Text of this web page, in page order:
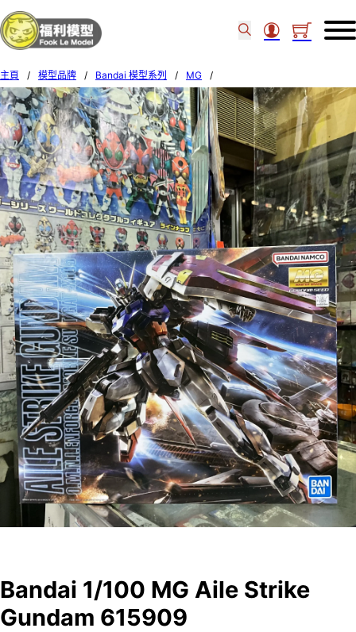
主頁 / 模型品牌 / Bandai 模型系列 / MG
/
Bandai 1/100 MG Aile Strike Gundam 615909
Bandai 1/100 MG Aile Strike
Gundam 615909